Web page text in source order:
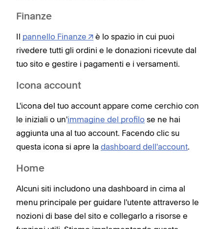
Finanze
Il pannello Finanze
è lo spazio in cui puoi
rivedere tutti gli ordini e le donazioni ricevute dal
tuo sito e gestire i pagamenti e i versamenti.
Icona account
L'icona del tuo account appare come cerchio con
le iniziali o un'immagine del profilo se ne hai
aggiunta una al tuo account. Facendo clic su
questa icona si apre la dashboard dell'account.
Home
Alcuni siti includono una dashboard in cima al
menu principale per guidare l'utente attraverso le
nozioni di base del sito e collegarlo a risorse e